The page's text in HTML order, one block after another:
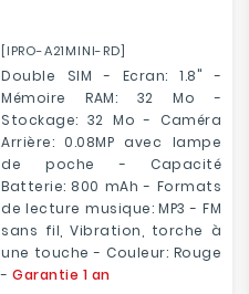
[IPRO-A21MINI-RD]
Double SIM - Ecran: 1.8" -
Mémoire RAM: 32 Mo -
Stockage: 32 Mo - Caméra
Arrière: 0.08MP avec lampe
de poche - Capacité
Batterie: 800 mAh - Formats
de lecture musique: MP3 - FM
sans fil, Vibration, torche à
une touche - Couleur: Rouge
- Garantie 1 an